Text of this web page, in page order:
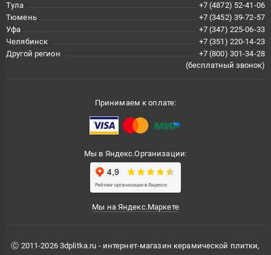
Тула
+7 (4872) 52-41-06
Тюмень
+7 (3452) 39-72-57
Уфа
+7 (347) 225-06-33
Челябинск
+7 (351) 220-14-23
Другой регион
+7 (800) 301-34-28
(бесплатный звонок)
Принимаем к оплате:
Мы в Яндекс.Организации:
Мы на Яндекс.Маркете
Ⓒ 2011-2026 3dplitka.ru - интернет-магазин керамической плитки,